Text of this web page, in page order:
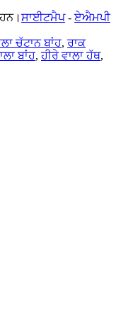
ਸਾਈਟਮੈਪ-ਏਐਮਪੀ
ਚੱਟਾਨ ਬਾਂਹ, ਰਾਕ
ਬਾਂਹ,ਹੀਰੇ ਵਾਲਾ ਹੱਥ,